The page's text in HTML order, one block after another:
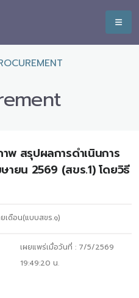
พ สรุปผลการดำเนินการ
ายน 2569 (สขร.1) โดยวิธี
เดือน(แบบสขร.๑)
เผยแพร่เมื่อวันที่ : 7/5/2569
19:49:20 น.